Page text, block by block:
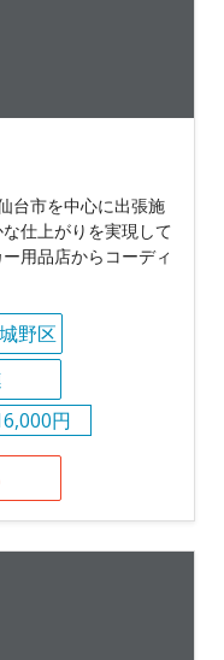
台市を中心に出張施
仕上がりを実現して
用品店からコーディ
野区
円